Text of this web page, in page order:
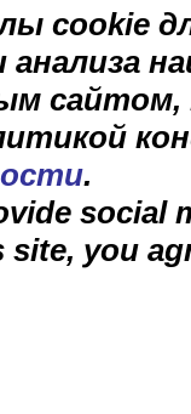
cookie
анализа
.
social
you